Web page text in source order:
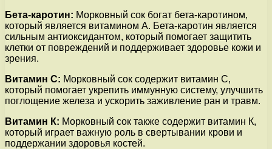
Бета-каротин: Морковный сок богат бета-каротином,
который является витамином A. Бета-каротин является
сильным антиоксидантом, который помогает защитить
клетки от повреждений и поддерживает здоровье кожи и
зрения.
Витамин С: Морковный сок содержит витамин C,
который помогает укрепить иммунную систему, улучшить
поглощение железа и ускорить заживление ран и травм.
Витамин К: Морковный сок также содержит витамин К,
который играет важную роль в свертывании крови и
поддержании здоровья костей.